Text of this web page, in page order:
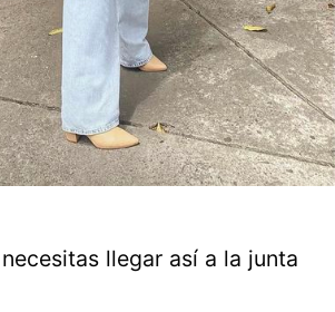
llegar así a la junta